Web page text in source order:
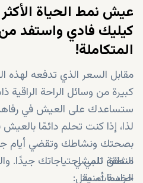
عيش نمط الحياة
كيليك فادي واستفد
المتكاملة!
مقابل السعر الذي تدفعه
كبيرة من وسائل الراحة الراقية
ستساعدك على العيش في
لذا، إذا كنت تحلم دائمًا
بصحتك ونشاطك وتقضي أيام
الشقق تلبي احتياجاتك جيدًا.
الخدمات، مثل:
منطقة للمشي
حراسة أمنية